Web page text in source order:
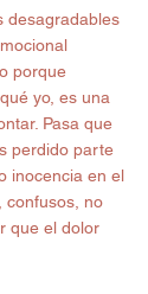
desagradables
porque
yo, es una
Pasa que
perdido parte
inocencia en el
confusos, no
que el dolor